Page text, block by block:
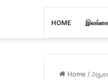
HOME
Home /